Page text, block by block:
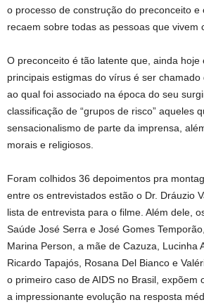
o processo de construção do preconceito e
recaem sobre todas as pessoas que vivem
O preconceito é tão latente que, ainda hoje
principais estigmas do vírus é ser chamado
ao qual foi associado na época do seu
classificação de “grupos de risco” aqueles
sensacionalismo de parte da imprensa,
morais e religiosos.
Foram colhidos 36 depoimentos pra
entre os entrevistados estão o Dr. Dráuzio
lista de entrevista para o filme. Além dele,
Saúde José Serra e José Gomes
Marina Person, a mãe de Cazuza, Lucinha
Ricardo Tapajós, Rosana Del Bianco e
o primeiro caso de AIDS no Brasil, expõem
a impressionante evolução na resposta